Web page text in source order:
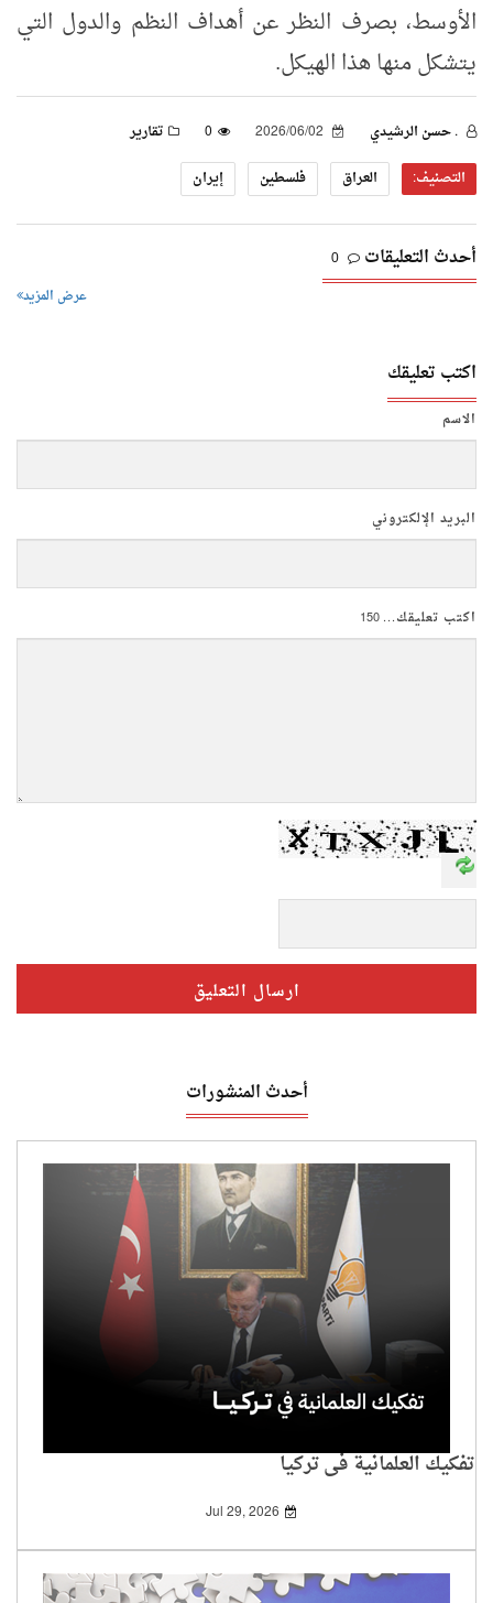
الأوسط، بصرف النظر عن أهداف النظم والدول التي
يتشكل منها هذا الهيكل.
. حسن الرشيدي 0
تقارير
التصنيف:
العراق فلسطين إيران
أحدث التعليقات 0
عرض المزيد
اكتب تعليقك
الاسم
البريد الإلكتروني
اكتب تعليقك...150
أحدث المنشورات
تفكيك العلمانية في تركيا
Jul 29, 2026